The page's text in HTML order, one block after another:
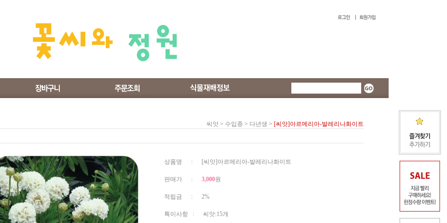
씨앗 > 수입종 > 다년생 > [씨앗]아르메리아-발레리나화이트
상품명 : [씨앗]아르메리아-발레리나화이트
판매가 : 3,000원
적립금 : 2%
특이사항 : 씨앗:15개